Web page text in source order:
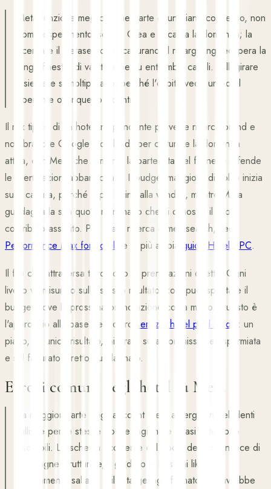
Meta funziona meglio come parte di un piano connesso, non
come esperimento isolato. Crea e riscalda la domanda; la
ricerca e il metasearch la catturano; il retargeting recupera la
lunga finestra di valutazione su entrambi i canali. Falli girare
insieme e si moltiplicano, perché l'ospite vede un hotel
coerente ovunque lo incontri.
Il mix tipico di un hotel indipendente prevede ricerca brand e
non-brand e Google Hotel Ads per catturare la domanda
attiva, con Meta che alimenta la parte alta del funnel e difende
le prenotazioni abbandonate. Il budget maggiore di solito inizia
sulla cattura, perché è più vicina alla vendita, mentre Meta
guadagna la sua quota man mano che si dimostra il suo
contributo assistito. Per il lato ricerca e metasearch, vedi
Performance Max for hotels
e la più ampia guida Hotel PPC.
Il filo che attraversa tutto sono le prenotazioni dirette. Ogni
livello va misurato sullo stesso risultato, così puoi spostare il
budget dove la prossima prenotazione costa meno. Questo è
l'approccio alla base del nostro
servizio hotel paid media : un
piano, un unico risultato, misurato sulla commissione risparmiata
e sul fatturato diretto guadagnato.
Errori comuni degli hotel su Meta
La maggior parte degli account Meta alberghieri deludenti
fallisce per le stesse poche ragioni, e quasi tutte sono
risolvibili. Lo schema ricorrente è il boost dei post invece di
campagne strutturate, il giudizio in base ai like, il
tracciamento saltato, e il retargeting affamato che avrebbe